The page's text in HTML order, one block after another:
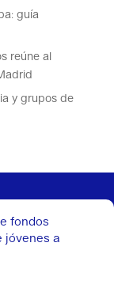
guía
reúne al
y grupos de
fondos
a